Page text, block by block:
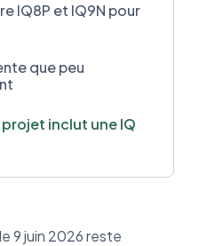
9 juin 2026 reste
IQ8P et IQ9N pour
que peu
inclut une IQ
: